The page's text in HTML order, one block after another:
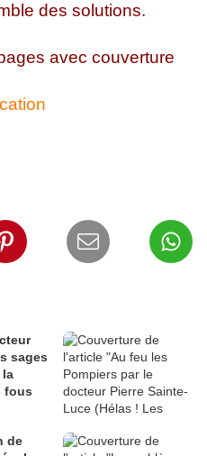
des solutions.
avec couverture
sages
la
fous
de